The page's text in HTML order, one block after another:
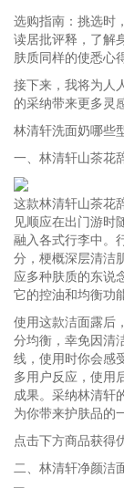
选购指南：挑选时
读居批评释，了解
肤质同样的使悉心
接下来，我将为人
的采纳带来更多灵
林清轩洗面奶哪些
一、林清轩山茶花
这款林清轩山茶花
见顺应在出门游时
融入各式行李中。
分，梗概深层清洁
应多种肤质的东说
它的控油和均衡功
使用这款洁面露后
分均衡，幸免因清
线，使用时你会感
多用户反应，使用
成果。采纳林清轩
为你带来护肤品的
点击下方商品获得
二、林清轩净颜洁